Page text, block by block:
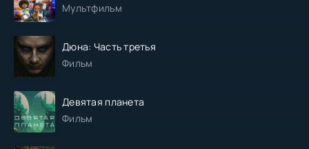
Мультфильм
Дюна: Часть третья
Фильм
Девятая планета
Фильм